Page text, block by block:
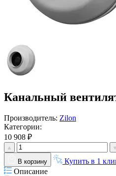
Канальный
Производитель: Zilon
Категории:
10 908 ₽
В корзину
Купить в 1
Описание